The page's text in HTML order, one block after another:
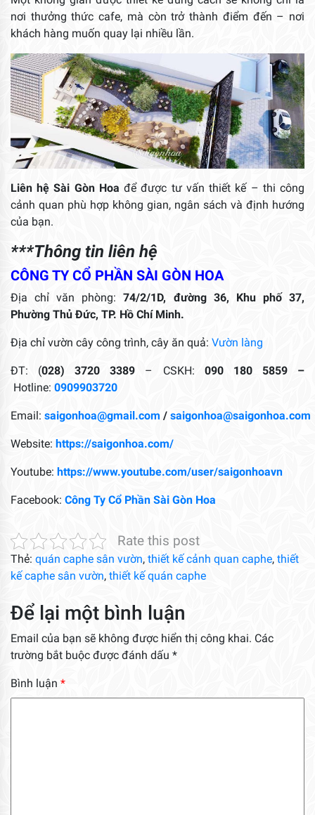
nơi thưởng thức cafe, mà còn trở thành điểm đến – nơi
khách hàng muốn quay lại nhiều lần.
Liên hệ Sài Gòn Hoa để được tư vấn thiết kế – thi công
cảnh quan phù hợp không gian, ngân sách và định hướng
của bạn.
***Thông tin liên hệ
CÔNG TY CỔ PHẦN SÀI GÒN HOA
Địa chỉ văn phòng:74/2/1D, đường 36, Khu phố 37,
Phường Thủ Đức, TP. Hồ Chí Minh.
Địa chỉ vườn cây công trình, cây ăn quả: Vườn làng
ĐT: (028) 3720 3389 – CSKH: 090 180 5859 –
Hotline: 0909903720
Email: saigonhoa@gmail.com / saigonhoa@saigonhoa.com
Website: https://saigonhoa.com/
Youtube: https://www.youtube.com/user/saigonhoavn
Facebook: Công Ty Cổ Phần Sài Gòn Hoa
Rate this post
Thẻ: quán caphe sân vườn, thiết kế cảnh quan caphe, thiết
kế caphe sân vườn, thiết kế quán caphe
Để lại một bình luận
Email của bạn sẽ không được hiển thị công khai. Các
trường bắt buộc được đánh dấu *
Bình luận *